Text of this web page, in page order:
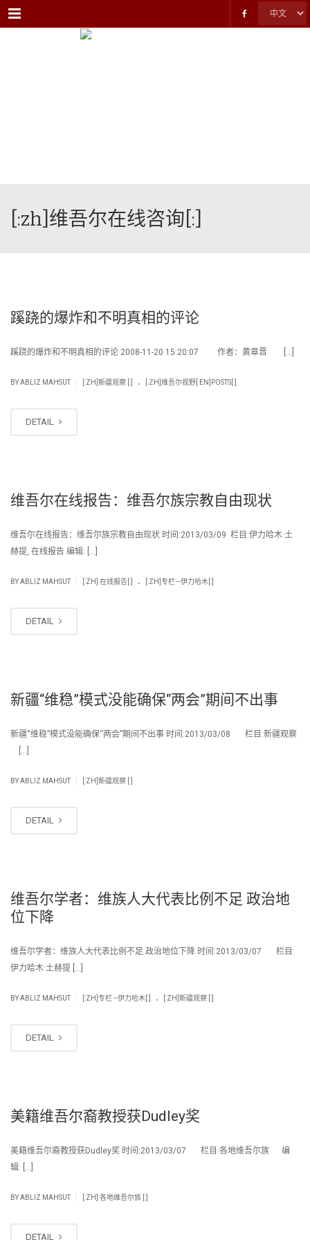
Menu
[:zh]维吾尔在线咨询[:]
蹊跷的爆炸和不明真相的评论
蹊跷的爆炸和不明真相的评论 2008-11-20 15:20:07 作者：黄章晋 […]
BYABLIZ MAHSUT [:ZH]新疆观察 [:] . [:ZH]维吾尔视野[:EN]POSTS[:]
DETAIL
维吾尔在线报告：维吾尔族宗教自由现状
维吾尔在线报告：维吾尔族宗教自由现状 时间:2013/03/09 栏目:伊力哈木·土
赫提, 在线报告 编辑: […]
BYABLIZ MAHSUT [:ZH] 在线报告[:] . [:ZH]专栏 --伊力哈木[:]
DETAIL
新疆“维稳”模式没能确保“两会”期间不出事
新疆“维稳”模式没能确保“两会”期间不出事 时间:2013/03/08 栏目:新疆观察
[…]
BYABLIZ MAHSUT [:ZH]新疆观察 [:]
DETAIL
维吾尔学者：维族人大代表比例不足 政治地
位下降
维吾尔学者：维族人大代表比例不足 政治地位下降 时间:2013/03/07 栏目:
伊力哈木·土赫提 […]
BYABLIZ MAHSUT [:ZH]专栏 --伊力哈木[:] . [:ZH]新疆观察 [:]
DETAIL
美籍维吾尔裔教授获Dudley奖
美籍维吾尔裔教授获Dudley奖 时间:2013/03/07 栏目:各地维吾尔族 编
辑: […]
BYABLIZ MAHSUT [:ZH] 各地维吾尔族 [:]
DETAIL